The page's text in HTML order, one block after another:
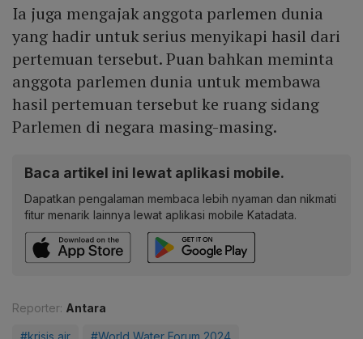
Ia juga mengajak anggota parlemen dunia
yang hadir untuk serius menyikapi hasil dari
pertemuan tersebut. Puan bahkan meminta
anggota parlemen dunia untuk membawa
hasil pertemuan tersebut ke ruang sidang
Parlemen di negara masing-masing.
Baca artikel ini lewat aplikasi mobile.
Dapatkan pengalaman membaca lebih nyaman dan nikmati
fitur menarik lainnya lewat aplikasi mobile Katadata.
Reporter: Antara
#krisis air #World Water Forum 2024